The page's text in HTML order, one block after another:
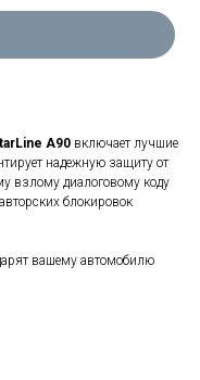
А90 включает лучшие
надежную защиту от
взлому диалоговому коду
блокировок
вашему автомобилю